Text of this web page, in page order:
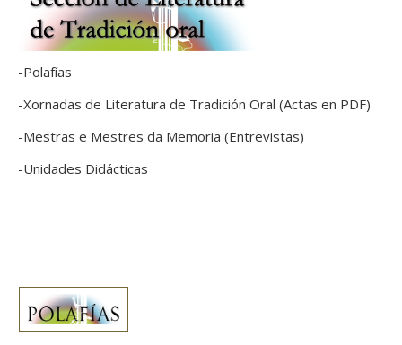
-Polafías
-Xornadas de Literatura de Tradición Oral (Actas en PDF)
-Mestras e Mestres da Memoria (Entrevistas)
-Unidades Didácticas